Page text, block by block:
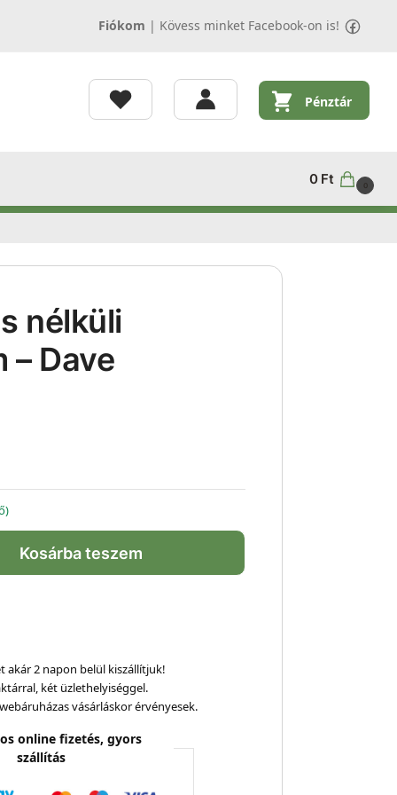
Fiókom | Kövess minket Facebook-on is!
Pénztár
0 Ft 0
nélküli
– Dave
Kosárba teszem
akár 2 napon belül kiszállítjuk!
két üzlethelyiséggel.
vásárláskor érvényesek.
online fizetés, gyors
szállítás